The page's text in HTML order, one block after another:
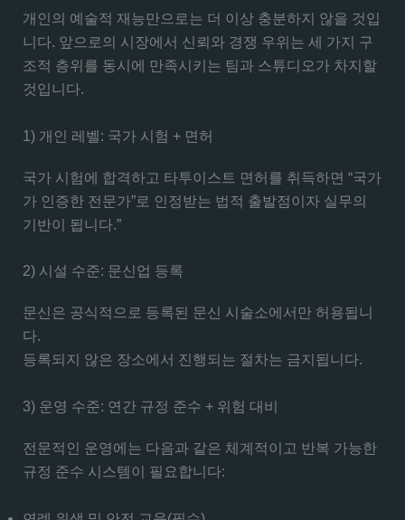
개인의 예술적 재능만으로는 더 이상 충분하지 않을 것입
니다. 앞으로의 시장에서 신뢰와 경쟁 우위는 세 가지 구
조적 층위를 동시에 만족시키는 팀과 스튜디오가 차지할
것입니다.
1) 개인 레벨: 국가 시험 + 면허
국가 시험에 합격하고 타투이스트 면허를 취득하면 “국가
가 인증한 전문가”로 인정받는 법적 출발점이자 실무의
기반이 됩니다.”
2) 시설 수준: 문신업 등록
문신은 공식적으로 등록된 문신 시술소에서만 허용됩니
다.
등록되지 않은 장소에서 진행되는 절차는 금지됩니다.
3) 운영 수준: 연간 규정 준수 + 위험 대비
전문적인 운영에는 다음과 같은 체계적이고 반복 가능한
규정 준수 시스템이 필요합니다: